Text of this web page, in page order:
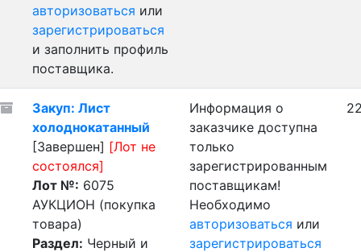
авторизоваться или
зарегистрироваться
и заполнить профиль
поставщика.
Закуп: Лист
холоднокатанный
[Завершен] [Лот не
состоялся]
Лот №: 6075
АУКЦИОН (покупка
товара)
Раздел: Черный и
Информация о
заказчике доступна
только
зарегистрированным
поставщикам!
Необходимо
авторизоваться или
зарегистрироваться